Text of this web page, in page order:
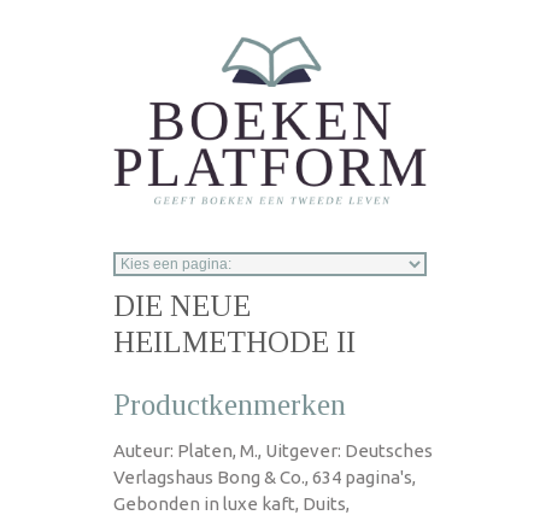
DIE NEUE
HEILMETHODE II
Productkenmerken
Auteur: Platen, M., Uitgever: Deutsches
Verlagshaus Bong & Co., 634 pagina's,
Gebonden in luxe kaft, Duits,